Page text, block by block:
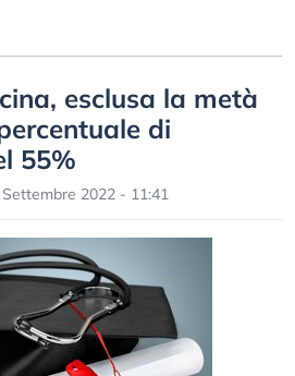
esclusa la metà
di
55%
2022 - 11:41